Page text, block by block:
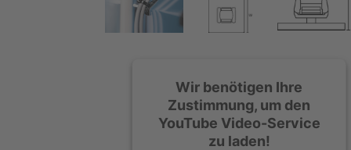
Wir benötigen Ihre
Zustimmung, um den
YouTube Video-Service
zu laden!